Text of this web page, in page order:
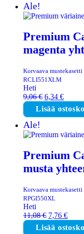
Ale!
Premium
magenta
Korvaava
RCLI551XLM
Heti
9,06€ Alkuperäinen
hinta
oli:
6,34 €
hinta
on:
Lisää
Ale!
Premium
musta
Korvaava
RPGI550XL
Heti
11,08€
hinta
oli:
7,76 €
hinta
on:
Lisää